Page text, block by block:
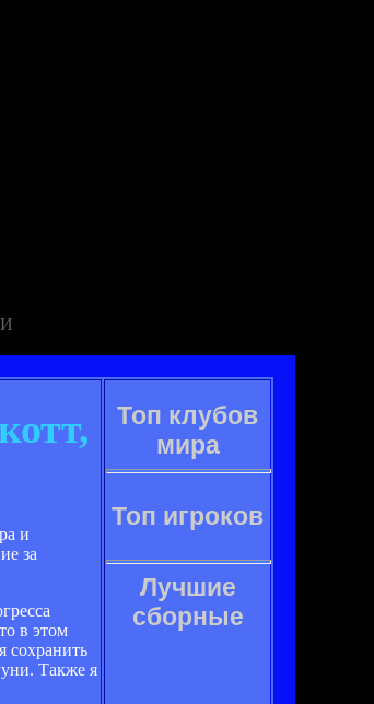
и
за
в этом
сохранить
Также я
Топ клубов
мира
Топ игроков
Лучшие
сборные